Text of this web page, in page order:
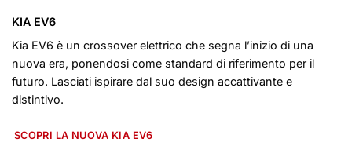
KIA EV6
Kia EV6 è un crossover elettrico che segna l’inizio di una
nuova era, ponendosi come standard di riferimento per il
futuro. Lasciati ispirare dal suo design accattivante e
distintivo.
SCOPRI LA NUOVA KIA EV6